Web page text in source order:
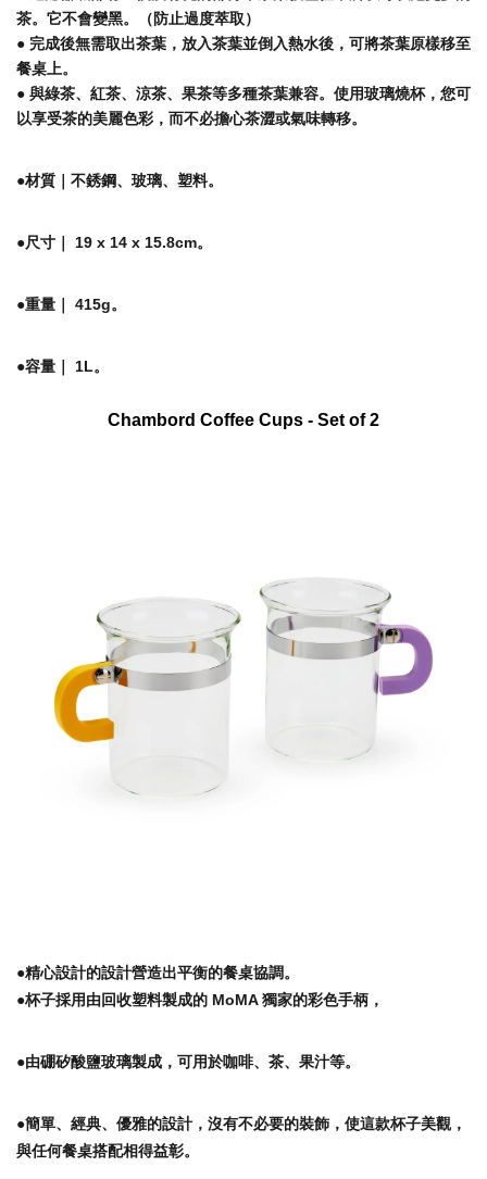
茶。它不會變黑。（防止過度萃取）
● 完成後無需取出茶葉，放入茶葉並倒入熱水後，可將茶葉原樣移至
餐桌上。
● 與綠茶、紅茶、涼茶、果茶等多種茶葉兼容。使用玻璃燒杯，您可
以享受茶的美麗色彩，而不必擔心茶澀或氣味轉移。
●材質｜不銹鋼、玻璃、塑料。
●尺寸｜ 19 x 14 x 15.8cm。
●重量｜ 415g。
●容量｜ 1L。
Chambord Coffee Cups - Set of 2
●精心設計的設計營造出平衡的餐桌協調。
●杯子採用由回收塑料製成的 MoMA 獨家的彩色手柄，
●由硼矽酸鹽玻璃製成，可用於咖啡、茶、果汁等。
●簡單、經典、優雅的設計，沒有不必要的裝飾，使這款杯子美觀，
與任何餐桌搭配相得益彰。